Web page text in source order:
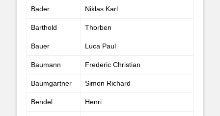
Bader Niklas Karl
Barthold Thorben
Bauer Luca Paul
Baumann Frederic Christian
Baumgartner Simon Richard
Bendel Henri